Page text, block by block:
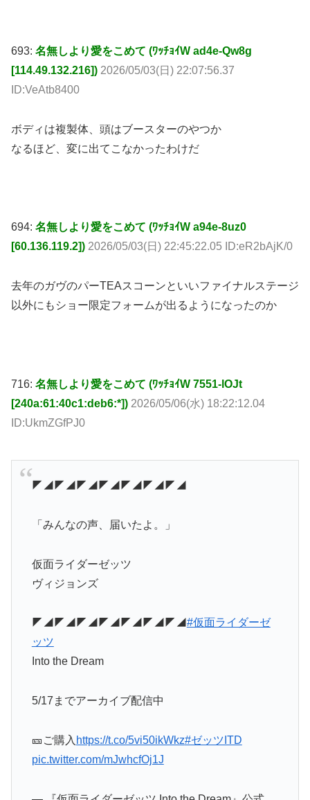
693: 名無しより愛をこめて (ﾜｯﾁｮｲW ad4e-Qw8g
[114.49.132.216]) 2026/05/03(日) 22:07:56.37
ID:VeAtb8400
ボディは複製体、頭はブースターのやつか
なるほど、変に出てこなかったわけだ
694: 名無しより愛をこめて (ﾜｯﾁｮｲW a94e-8uz0
[60.136.119.2]) 2026/05/03(日) 22:45:22.05 ID:eR2bAjK/0
去年のガヴのパーTEAスコーンといいファイナルステージ
以外にもショー限定フォームが出るようになったのか
716: 名無しより愛をこめて (ﾜｯﾁｮｲW 7551-lOJt
[240a:61:40c1:deb6:*]) 2026/05/06(水) 18:22:12.04
ID:UkmZGfPJ0
◤◢◤◢◤◢◤◢◤◢◤◢◤◢
「みんなの声、届いたよ。」
仮面ライダーゼッツ
ヴィジョンズ
◤◢◤◢◤◢◤◢◤◢◤◢◤◢ #仮面ライダーゼ
Into the Dream
5/17までアーカイブ配信中
🎫ご購入 https://t.co/5vi50ikWkz
#ゼッツITD
pic.twitter.com/mJwhcfOj1J
— 『仮面ライダーゼッツ Into the Dream』公式